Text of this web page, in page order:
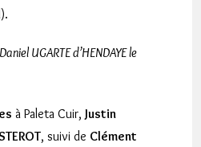
UGARTE d’HENDAYE le
à Paleta Cuir,Justin
, suivi de Clément